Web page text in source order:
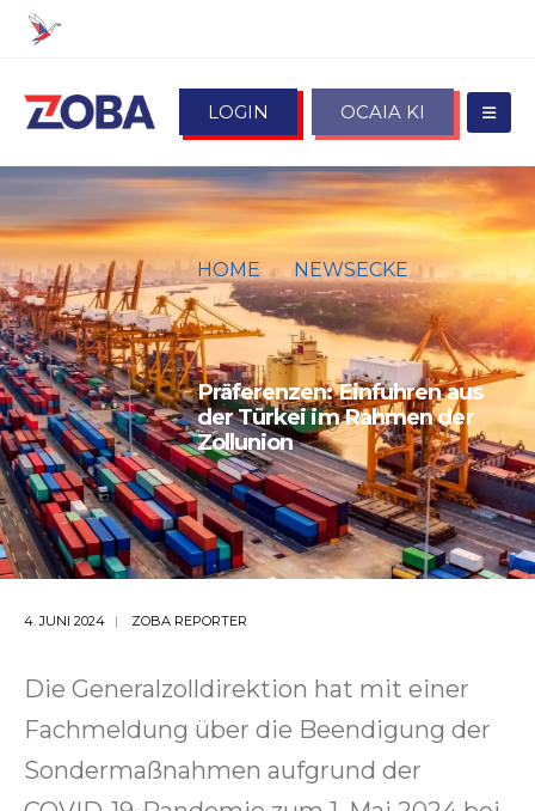
LOGIN OCAIA KI
HOME
NEWSECKE
PRÄFERENZEN: EINFUHREN
AUS DER TÜRKEI IM RAHMEN
DER ZOLLUNION
Präferenzen: Einfuhren aus
der Türkei im Rahmen der
Zollunion
4. JUNI 2024 ZOBA REPORTER
Die Generalzolldirektion hat mit einer
Fachmeldung über die Beendigung der
Sondermaßnahmen aufgrund der